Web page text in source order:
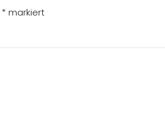
* markiert